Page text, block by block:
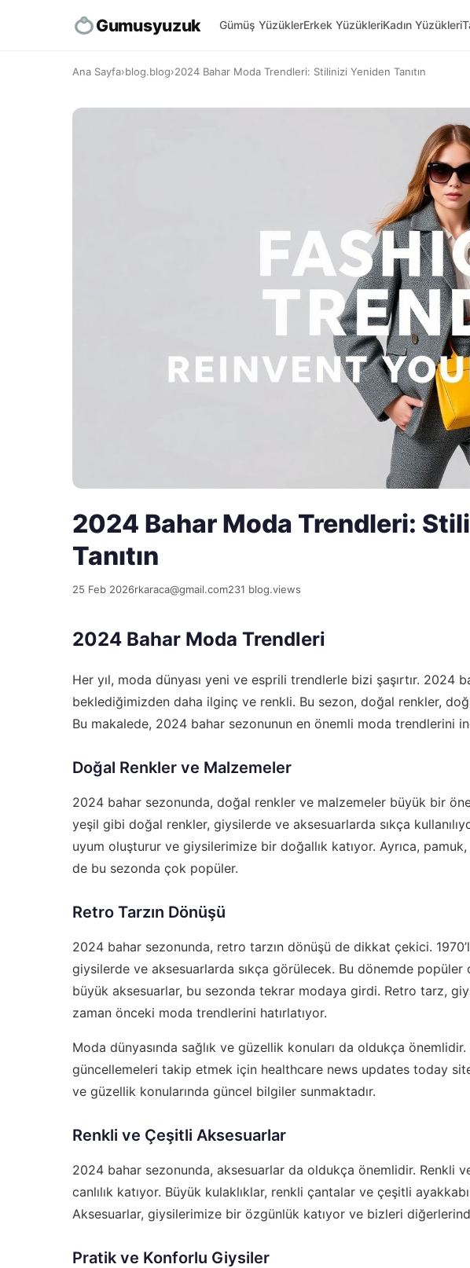
Gumusyuzuk Gümüş YüzüklerErkek YüzükleriKadın Yüzükleri
Ana Sayfa›blog.blog›2024 Bahar Moda Trendleri: Stilinizi Yeniden Tanıtın
2024 Bahar Moda Trendleri:
Tanıtın
25 Feb 2026rkaraca@gmail.com231 blog.views
2024 Bahar Moda Trendleri
Her yıl, moda dünyası yeni ve esprili trendlerle bizi şaşırtır. 2024
beklediğimizden daha ilginç ve renkli. Bu sezon, doğal renkler,
Bu makalede, 2024 bahar sezonunun en önemli moda trendlerini
Doğal Renkler ve Malzemeler
2024 bahar sezonunda, doğal renkler ve malzemeler büyük bir
yeşil gibi doğal renkler, giysilerde ve aksesuarlarda sıkça
uyum oluşturur ve giysilerimize bir doğallık katıyor. Ayrıca,
de bu sezonda çok popüler.
Retro Tarzın Dönüşü
2024 bahar sezonunda, retro tarzın dönüşü de dikkat çekici.
giysilerde ve aksesuarlarda sıkça görülecek. Bu dönemde
büyük aksesuarlar, bu sezonda tekrar modaya girdi. Retro tarz,
zaman önceki moda trendlerini hatırlatıyor.
Moda dünyasında sağlık ve güzellik konuları da oldukça
güncellemeleri takip etmek için healthcare news updates today
ve güzellik konularında güncel bilgiler sunmaktadır.
Renkli ve Çeşitli Aksesuarlar
2024 bahar sezonunda, aksesuarlar da oldukça önemlidir. Renkli
canlılık katıyor. Büyük kulaklıklar, renkli çantalar ve çeşitli
Aksesuarlar, giysilerimize bir özgünlük katıyor ve bizleri
Pratik ve Konforlu Giysiler